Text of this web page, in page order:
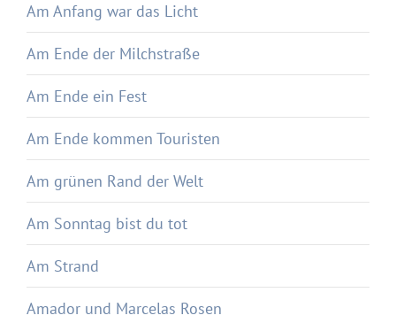
Am Anfang war das Licht
Am Ende der Milchstraße
Am Ende ein Fest
Am Ende kommen Touristen
Am grünen Rand der Welt
Am Sonntag bist du tot
Am Strand
Amador und Marcelas Rosen